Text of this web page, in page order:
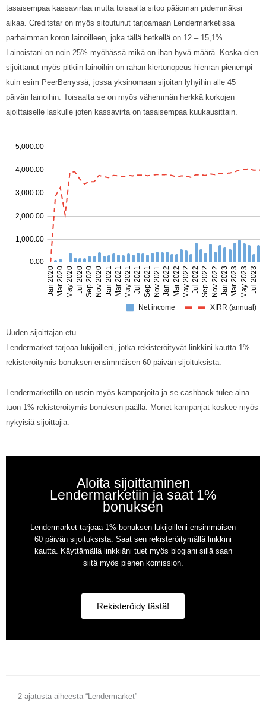
tasaisempaa kassavirtaa mutta toisaalta sitoo pääoman pidemmäksi
aikaa. Creditstar on myös sitoutunut tarjoamaan Lendermarketissa
parhaimman koron lainoilleen, joka tällä hetkellä on 12 – 15,1%.
Lainoistani on noin 25% myöhässä mikä on ihan hyvä määrä. Koska olen
sijoittanut myös pitkiin lainoihin on rahan kiertonopeus hieman pienempi
kuin esim PeerBerryssä, jossa yksinomaan sijoitan lyhyihin alle 45
päivän lainoihin. Toisaalta se on myös vähemmän herkkä korkojen
ajoittaiselle laskulle joten kassavirta on tasaisempaa kuukausittain.
Uuden sijoittajan etu
Lendermarket tarjoaa lukijoilleni, jotka rekisteröityvät linkkini kautta 1%
rekisteröitymis bonuksen ensimmäisen 60 päivän sijoituksista.
Lendermarketilla on usein myös kampanjoita ja se cashback tulee aina
tuon 1% rekisteröitymis bonuksen päällä. Monet kampanjat koskee myös
nykyisiä sijoittajia.
Aloita sijoittaminen
Lendermarketiin ja saat 1%
bonuksen
Lendermarket tarjoaa 1% bonuksen lukijoilleni ensimmäisen
60 päivän sijoituksista. Saat sen rekisteröitymällä linkkini
kautta. Käyttämällä linkkiäni tuet myös blogiani sillä saan
siitä myös pienen komission.
Rekisteröidy tästä!
2 ajatusta aiheesta “Lendermarket”